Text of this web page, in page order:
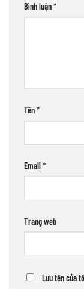
Bình luận*
Tên*
Email*
Trang web
Lưu tên của